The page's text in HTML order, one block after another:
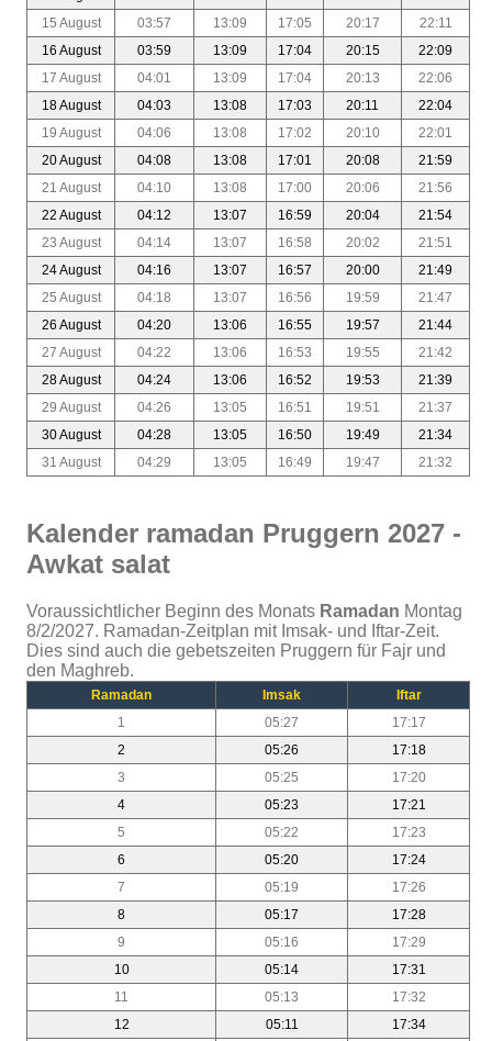
15 August
03:57 13:09 17:05 20:17
22:11
16 August
03:59 13:09 17:04 20:15
22:09
17 August
04:01 13:09 17:04 20:13
22:06
18 August
04:03 13:08 17:03 20:11
22:04
19 August
04:06 13:08 17:02 20:10
22:01
20 August
04:08 13:08 17:01 20:08
21:59
21 August
04:10 13:08 17:00 20:06
21:56
22 August
04:12 13:07 16:59 20:04
21:54
23 August
04:14 13:07 16:58 20:02
21:51
24 August
04:16 13:07 16:57 20:00
21:49
25 August
04:18 13:07 16:56 19:59
21:47
26 August
04:20 13:06 16:55 19:57
21:44
27 August
04:22 13:06 16:53 19:55
21:42
28 August
04:24 13:06 16:52 19:53
21:39
29 August
04:26 13:05 16:51 19:51
21:37
30 August
04:28 13:05 16:50 19:49
21:34
31 August
04:29 13:05 16:49 19:47 21:32
Kalender ramadan Pruggern 2027 -
Awkat salat
Voraussichtlicher Beginn des Monats Ramadan Montag
8/2/2027. Ramadan-Zeitplan mit Imsak- und Iftar-Zeit.
Dies sind auch die gebetszeiten Pruggern für Fajr und
den Maghreb.
Ramadan Imsak
Iftar
1
05:27
17:17
2
05:26
17:18
3
05:25
17:20
4
05:23
17:21
5
05:22
17:23
6
05:20
17:24
7
05:19
17:26
8
05:17
17:28
9
05:16
17:29
10
05:14
17:31
11
05:13
17:32
12
05:11
17:34